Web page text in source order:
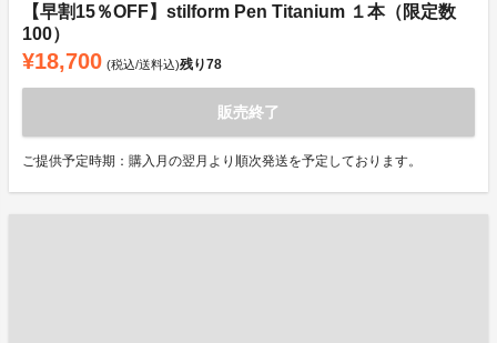
【早割15％OFF】stilform Pen Titanium １本（限定数
100）
¥18,700 (税込/送料込)残り78
販売終了
ご提供予定時期：購入月の翌月より順次発送を予定しております。